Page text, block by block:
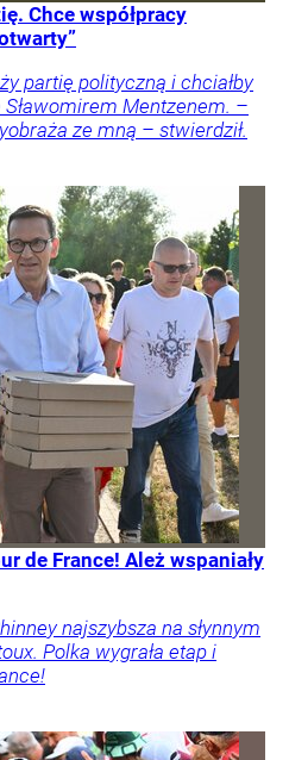
Chce współpracy
partię polityczną i chciałby
Mentzenem. –
ze mną – stwierdził.
de France! Ależ wspaniały
najszybsza na słynnym
Polka wygrała etap i